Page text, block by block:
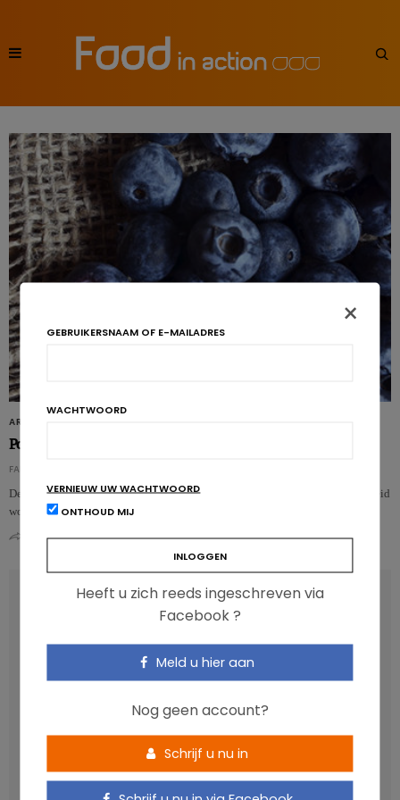
ARTIKELS
Polyfenolen om het geheugen van senioren te redden
FANNY MEDA
De effecten van polyfenolen op het lichaam en de cardiovasculaire gezondheid
worden al geruime tijd bestudeerd. Volgens een nieuwe studie……
0
RECENT POSTS
Anthocyanen: gunstig voor de cardiometabole
Een gezonde darmmicrobiota is goed, maar wat is dat
eigenlijk?
Vis, verontreinigende stoffen en omega-3: wat zijn de
aanbevelingen?
×
GEBRUIKERSNAAM OF E-MAILADRES
WACHTWOORD
VERNIEUW UW WACHTWOORD
ONTHOUD MIJ
Heeft u zich reeds ingeschreven via
Facebook ?
Meld u hier aan
Nog geen account?
Schrijf u nu in